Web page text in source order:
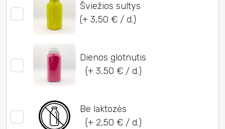
Šviežios sultys
(+ 3,50 € / d.)
Dienos glotnutis
(+ 3,50 € / d.)
Be laktozės
(+ 2,50 € / d.)